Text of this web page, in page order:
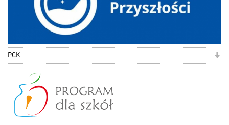
PCK